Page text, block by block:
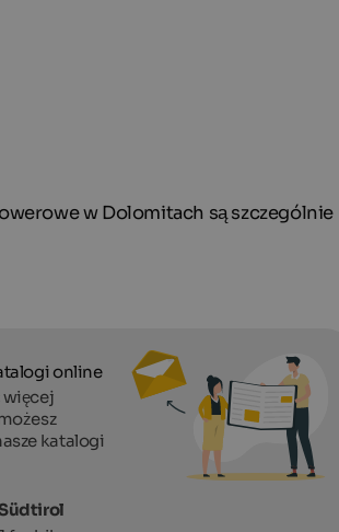
w Dolomitach są szczególnie
online
więcej
katalogi